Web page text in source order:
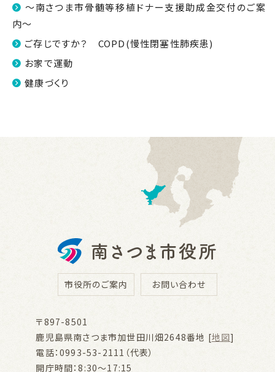
～南さつま市骨髄等移植ドナー支援助成金交付のご案
内～
ご存じですか？ COPD(慢性閉塞性肺疾患)
お家で運動
健康づくり
市役所のご案内 お問い合わせ
〒897-8501
鹿児島県南さつま市加世田川畑2648番地 [地図]
電話：0993-53-2111（代表）
開庁時間：8:30～17:15